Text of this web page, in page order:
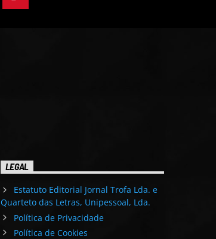
LEGAL
Estatuto Editorial Jornal Trofa Lda. e
Quarteto das Letras, Unipessoal, Lda.
Política de Privacidade
Política de Cookies